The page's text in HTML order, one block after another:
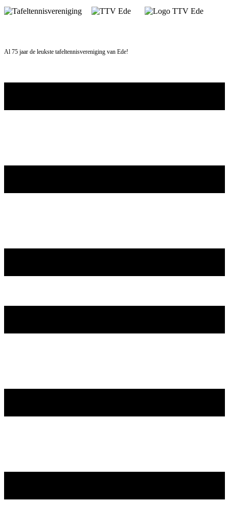
Skip
to
Al 75 jaar de leukste tafeltennisvereniging van Ede!